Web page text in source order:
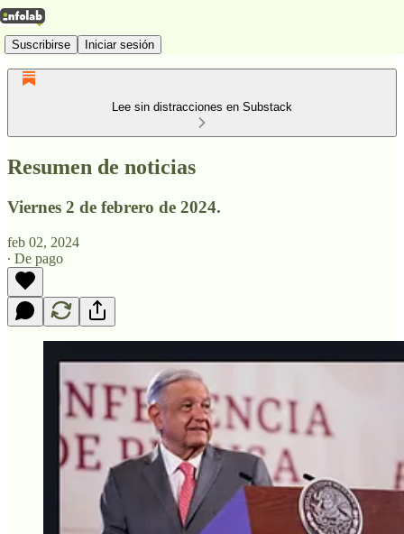
Suscribirse Iniciar sesión
Lee sin distracciones en Substack
Resumen de noticias
Viernes 2 de febrero de 2024.
feb 02, 2024
∙ De pago